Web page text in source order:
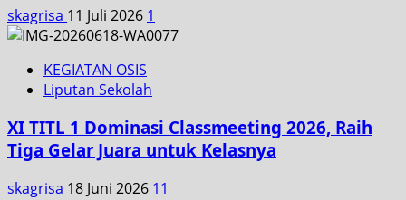
skagrisa 11 Juli 2026 1
KEGIATAN OSIS
Liputan Sekolah
XI TITL 1 Dominasi Classmeeting 2026, Raih
Tiga Gelar Juara untuk Kelasnya
skagrisa 18 Juni 2026 11